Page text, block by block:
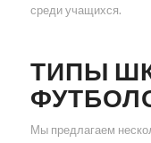
среди учащихся.
ТИПЫ
Мы предлагаем